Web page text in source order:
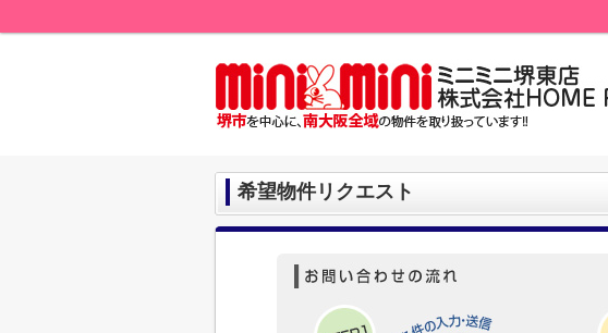
希望物件リクエスト